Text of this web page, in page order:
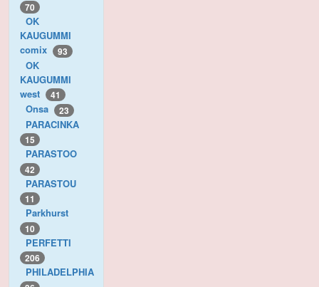
70
OK
KAUGUMMI
comix
93
OK
KAUGUMMI
west
41
Onsa 23
PARACINKA
15
PARASTOO
42
PARASTOU
11
Parkhurst
10
PERFETTI
206
PHILADELPHIA